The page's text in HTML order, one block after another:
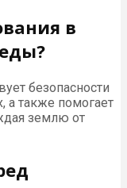
в
безопасности
а также помогает
землю от